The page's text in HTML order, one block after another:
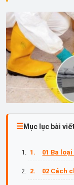
Mục lục bài viết
01 Ba
02 Cách